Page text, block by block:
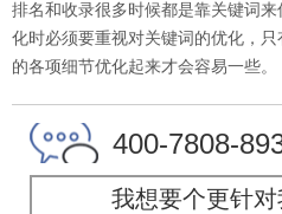
排名和收录很多时候都是靠关键词
化时必须要重视对关键词的优化，
的各项细节优化起来才会容易一些。
400-7808-
我想要个更针